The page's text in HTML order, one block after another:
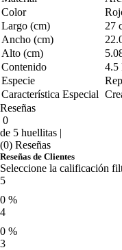
Color
Largo (cm)
27
Ancho (cm)
Alto (cm)
Contenido
4.5
Especie
Característica Especial
Reseñas
0
de 5 huellitas |
(0) Reseñas
Reseñas de Clientes
Seleccione la calificación
5
0 %
4
0 %
3